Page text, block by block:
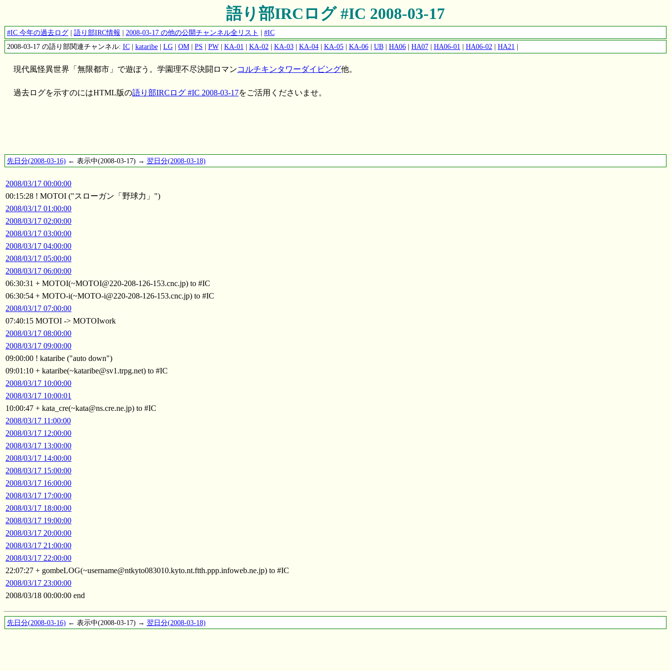
語り部IRCログ #IC 2008-03-17
#IC 今年の過去ログ| 語り部IRC情報 | 2008-03-17 の他の公開チャンネル全リスト | #IC
2008-03-17 の語り部関連チャンネル: IC| kataribe| LG| OM| PS | PW| KA-01 | KA-02 | KA-03| KA-04| KA-05| KA-06| UB| HA06| HA07| HA06-01 | HA06-02 | HA21 |
現代風怪異世界「無限都市」で遊ぼう。学園理不尽決闘ロマンコルチキンタワーダイビング他。
過去ログを示すのにはHTML版の語り部IRCログ #IC 2008-03-17をご活用くださいませ。
先日分(2008-03-16) ← 表示中(2008-03-17) → 翌日分(2008-03-18)
2008/03/17 00:00:00
00:15:28 ! MOTOI ("スローガン「野球力」")
2008/03/17 01:00:00
2008/03/17 02:00:00
2008/03/17 03:00:00
2008/03/17 04:00:00
2008/03/17 05:00:00
2008/03/17 06:00:00
06:30:31 + MOTOI(~MOTOI@220-208-126-153.cnc.jp) to #IC
06:30:54 + MOTO-i(~MOTO-i@220-208-126-153.cnc.jp) to #IC
2008/03/17 07:00:00
07:40:15 MOTOI -> MOTOIwork
2008/03/17 08:00:00
2008/03/17 09:00:00
09:00:00 ! kataribe ("auto down")
09:01:10 + kataribe(~kataribe@sv1.trpg.net) to #IC
2008/03/17 10:00:00
2008/03/17 10:00:01
10:00:47 + kata_cre(~kata@ns.cre.ne.jp) to #IC
2008/03/17 11:00:00
2008/03/17 12:00:00
2008/03/17 13:00:00
2008/03/17 14:00:00
2008/03/17 15:00:00
2008/03/17 16:00:00
2008/03/17 17:00:00
2008/03/17 18:00:00
2008/03/17 19:00:00
2008/03/17 20:00:00
2008/03/17 21:00:00
2008/03/17 22:00:00
22:07:27 + gombeLOG(~username@ntkyto083010.kyto.nt.ftth.ppp.infoweb.ne.jp) to #IC
2008/03/17 23:00:00
2008/03/18 00:00:00 end
先日分(2008-03-16) ← 表示中(2008-03-17) → 翌日分(2008-03-18)